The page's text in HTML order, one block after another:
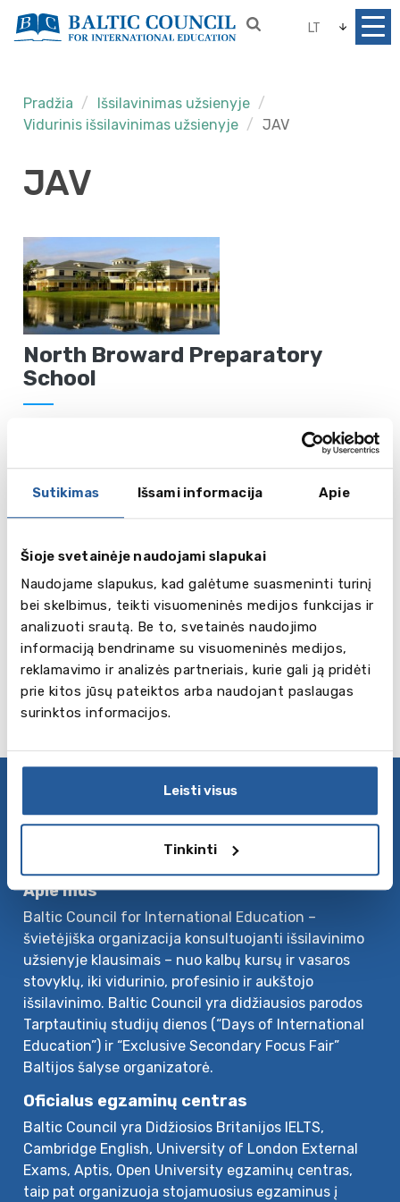
Sutikimas Išsami informacija Apie
Šioje svetainėje naudojami slapukai
Naudojame slapukus, kad galėtume suasmeninti turinį
bei skelbimus, teikti visuomeninės medijos funkcijas ir
analizuoti srautą. Be to, svetainės naudojimo
informaciją bendriname su visuomeninės medijos,
reklamavimo ir analizės partneriais, kurie gali ją pridėti
prie kitos jūsų pateiktos arba naudojant paslaugas
surinktos informacijos.
Leisti visus
Tinkinti
LT
Pradžia
Išsilavinimas užsienyje
Vidurinis išsilavinimas užsienyje
JAV
JAV
North Broward Preparatory
School
Windermere Preparatory School
Plačiau Orlando (Florida)
Sekite mus
Apie mus
Baltic Council for International Education –
švietėjiška organizacija konsultuojanti išsilavinimo
užsienyje klausimais – nuo kalbų kursų ir vasaros
stovyklų, iki vidurinio, profesinio ir aukštojo
išsilavinimo. Baltic Council yra didžiausios parodos
Tarptautinių studijų dienos (“Days of International
Education”) ir “Exclusive Secondary Focus Fair”
Baltijos šalyse organizatorė.
Oficialus egzaminų centras
Baltic Council yra Didžiosios Britanijos IELTS,
Cambridge English, University of London External
Exams, Aptis, Open University egzaminų centras,
taip pat organizuoja stojamuosius egzaminus į